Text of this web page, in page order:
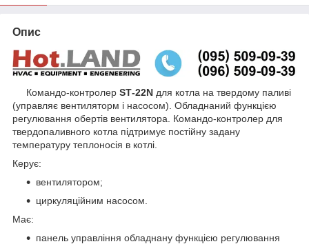
Опис
Командо-контролер ЅТ-22N для котла на твердому паливі
(управляє вентиляторм і насосом). Обладнаний функцією
регулювання обертів вентилятора. Командо-контролер для
твердопаливного котла підтримує постійну задану
температуру теплоносія в котлі.
Керує:
вентилятором;
циркуляційним насосом.
Має:
панель управління обладнану функцією регулювання